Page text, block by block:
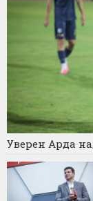
Уверен Арда